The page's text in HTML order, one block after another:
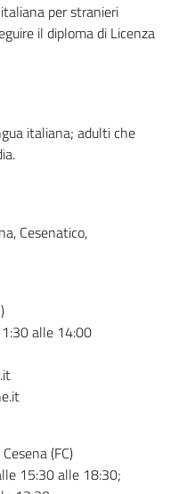
per stranieri
il diploma di Licenza
italiana; adulti che
Cesenatico,
alle 14:00
(FC)
15:30 alle 18:30;